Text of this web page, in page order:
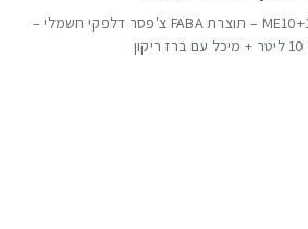
צ'יפסר דלפקי חשמלי ME10+10TS – תוצרת FABA צ'פסר דלפקי חשמלי –